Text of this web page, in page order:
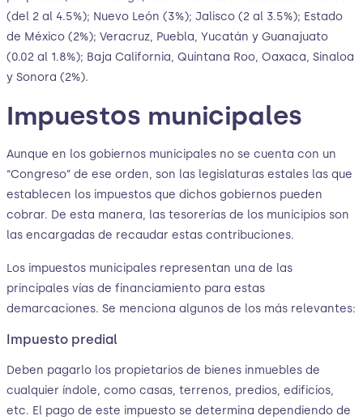
(del 2 al 4.5%); Nuevo León (3%); Jalisco (2 al 3.5%); Estado
de México (2%); Veracruz, Puebla, Yucatán y Guanajuato
(0.02 al 1.8%); Baja California, Quintana Roo, Oaxaca, Sinaloa
y Sonora (2%).
Impuestos municipales
Aunque en los gobiernos municipales no se cuenta con un
“Congreso” de ese orden, son las legislaturas estales las que
establecen los impuestos que dichos gobiernos pueden
cobrar. De esta manera, las tesorerías de los municipios son
las encargadas de recaudar estas contribuciones.
Los impuestos municipales representan una de las
principales vías de financiamiento para estas
demarcaciones. Se menciona algunos de los más relevantes:
Impuesto predial
Deben pagarlo los propietarios de bienes inmuebles de
cualquier índole, como casas, terrenos, predios, edificios,
etc. El pago de este impuesto se determina dependiendo de